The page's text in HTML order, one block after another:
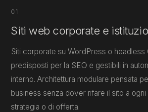
01
Siti web corporate e
Siti corporate su WordPress o
predisposti per la SEO e gestibili in
interno. Architettura modulare pensata
business senza dover rifare il sito a
strategia o di offerta.